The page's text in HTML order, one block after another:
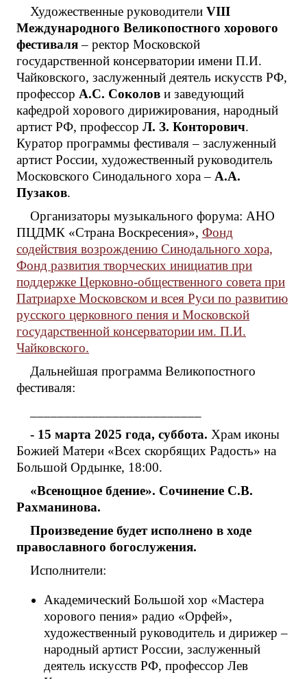
Художественные руководители VIII
Международного Великопостного хорового
фестиваля– ректор Московской
государственной консерватории имени П.И.
Чайковского, заслуженный деятель искусств РФ,
профессор А.С. Соколов и заведующий
кафедрой хорового дирижирования, народный
артист РФ, профессор Л. З. Конторович.
Куратор программы фестиваля – заслуженный
артист России, художественный руководитель
Московского Синодального хора – А.А.
Пузаков.
Организаторы музыкального форума: АНО
ПЦДМК «Страна Воскресения», Фонд
содействия возрождению Синодального хора,
Фонд развития творческих инициатив при
поддержке Церковно-общественного совета при
Патриархе Московском и всея Руси по развитию
русского церковного пения и Московской
государственной консерватории им. П.И.
Чайковского.
Дальнейшая программа Великопостного
фестиваля:
- 15 марта 2025 года, суббота. Храм иконы
Божией Матери «Всех скорбящих Радость» на
Большой Ордынке, 18:00.
«Всенощное бдение». Сочинение С.В.
Рахманинова.
Произведение будет исполнено в ходе
православного богослужения.
Исполнители:
Академический Большой хор «Мастера
хорового пения» радио «Орфей»,
художественный руководитель и дирижер –
народный артист России, заслуженный
деятель искусств РФ, профессор Лев